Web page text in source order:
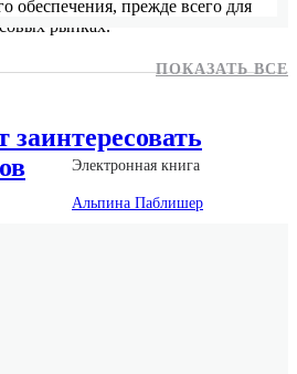
обеспечения, прежде всего для
рынках.
Электронная книга
Альпина Паблишер
ПОКАЗАТЬ ВСЕ
заинтересовать